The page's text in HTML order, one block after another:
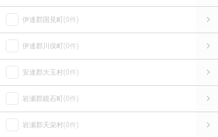
伊達郡国見町(0件)
伊達郡川俣町(0件)
安達郡大玉村(0件)
岩瀬郡鏡石町(0件)
岩瀬郡天栄村(0件)